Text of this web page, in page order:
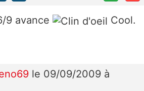
9 avance Cool.
le 09/09/2009 à